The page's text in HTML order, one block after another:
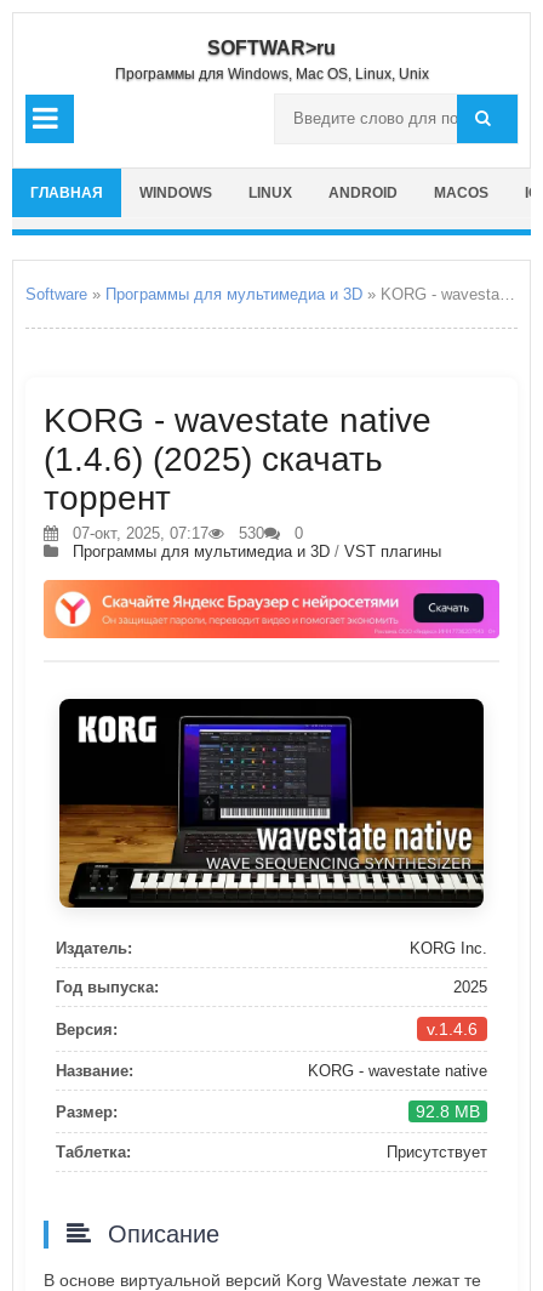
SOFTWAR>ru
Программы для Windows, Mac OS, Linux, Unix
ГЛАВНАЯ WINDOWS LINUX ANDROID MACOS
Software » Программы для мультимедиа и 3D » KORG - wavestate native
KORG - wavestate native
(1.4.6) (2025) скачать
торрент
07-окт, 2025, 07:17 530
0
Программы для мультимедиа и 3D / VST плагины
Издатель: KORG Inc.
Год выпуска: 2025
Версия: v.1.4.6
Название: KORG - wavestate native
Размер: 92.8 MB
Таблетка: Присутствует
Описание
В основе виртуальной версий Korg Wavestate лежат те